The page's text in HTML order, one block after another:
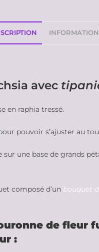
avec
en raphia tressé.
pouvoir s’ajuster au
une base de grands
composé d’un bouquet
de fleur
: